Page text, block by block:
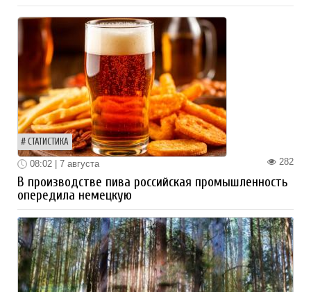
СТАТИСТИКА
282
08:02 | 7 августа
В производстве пива российская промышленность
опередила немецкую